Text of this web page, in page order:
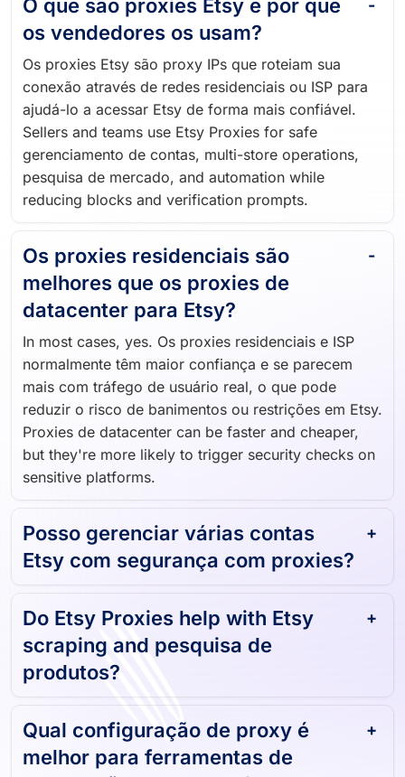
O que são proxies Etsy e por que
os vendedores os usam?
Os proxies Etsy são proxy IPs que roteiam sua
conexão através de redes residenciais ou ISP para
ajudá-lo a acessar Etsy de forma mais confiável.
Sellers and teams use Etsy Proxies for safe
gerenciamento de contas, multi-store operations,
pesquisa de mercado, and automation while
reducing blocks and verification prompts.
Os proxies residenciais são
melhores que os proxies de
datacenter para Etsy?
In most cases, yes. Os proxies residenciais e ISP
normalmente têm maior confiança e se parecem
mais com tráfego de usuário real, o que pode
reduzir o risco de banimentos ou restrições em Etsy.
Proxies de datacenter can be faster and cheaper,
but they're more likely to trigger security checks on
sensitive platforms.
Posso gerenciar várias contas
Etsy com segurança com proxies?
Do Etsy Proxies help with Etsy
scraping and pesquisa de
produtos?
Qual configuração de proxy é
melhor para ferramentas de